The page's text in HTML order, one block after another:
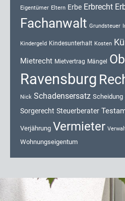
Eigentümer Eltern Erbe Erbrecht
Fachanwalt Grundsteuer
Kindergeld Kindesunterhalt Kosten
Mietrecht Mietvertrag Mängel
Ravensburg
Nick Schadensersatz Scheidung
Sorgerecht Steuerberater
Verjährung Vermieter
Wohnungseigentum